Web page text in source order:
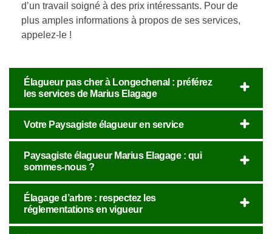
d’un travail soigné à des prix intéressants. Pour de
plus amples informations à propos de ses services,
appelez-le !
Élagueur pas cher à Longechenal : préférez
les services de Marius Elagage
Votre Paysagiste élagueur en service
Paysagiste élagueur Marius Elagage : qui
sommes-nous ?
Élagage d’arbre : respectez les
réglementations en vigueur